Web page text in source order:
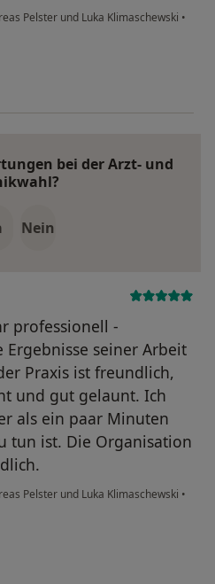
Pelster und Luka Klimaschewski •
bei der Arzt- und
Nein
professionell -
seiner Arbeit
Praxis ist freundlich,
und gut gelaunt. Ich
als ein paar Minuten
tun ist. Die Organisation
Pelster und Luka Klimaschewski •